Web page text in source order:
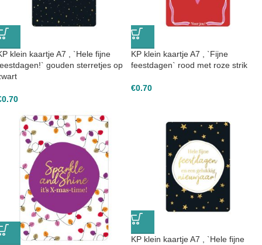
klein kaartje A7 , `Hele fijne
gouden sterretjes op
0.70
KP klein kaartje A7 , `Fijne
feestdagen` rood met roze strik
€0.70
KP klein kaartje A7 , `Hele fijne